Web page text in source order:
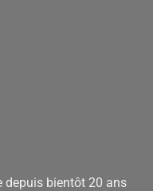
depuis bientôt 20 ans